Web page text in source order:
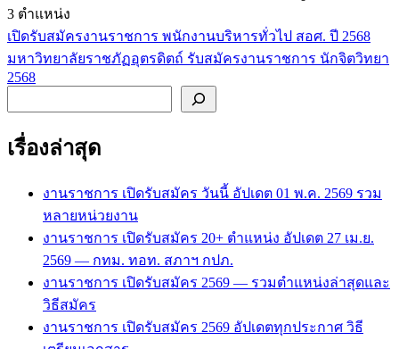
3 ตำแหน่ง
แนะแนว
เรื่อง
เปิดรับสมัครงานราชการ พนักงานบริหารทั่วไป สอศ. ปี 2568
มหาวิทยาลัยราชภัฏอุตรดิตถ์ รับสมัครงานราชการ นักจิตวิทยา
2568
เรื่องล่าสุด
งานราชการ เปิดรับสมัคร วันนี้ อัปเดต 01 พ.ค. 2569 รวม
หลายหน่วยงาน
งานราชการ เปิดรับสมัคร 20+ ตำแหน่ง อัปเดต 27 เม.ย.
2569 — กทม. ทอท. สภาฯ กปภ.
งานราชการ เปิดรับสมัคร 2569 — รวมตำแหน่งล่าสุดและ
วิธีสมัคร
งานราชการ เปิดรับสมัคร 2569 อัปเดตทุกประกาศ วิธี